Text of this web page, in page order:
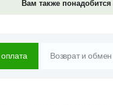
Вам также понадобится
Возврат и обмен